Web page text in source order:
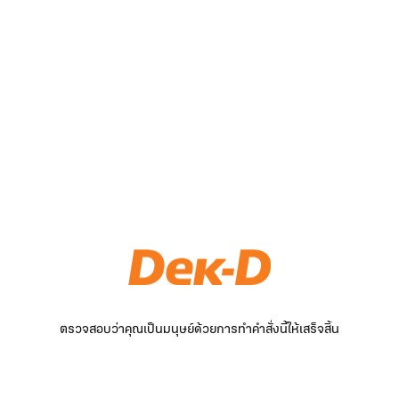
ตรวจสอบว่าคุณเป็นมนุษย์ด้วยการทำคำสั่งนี้ให้เสร็จสิ้น